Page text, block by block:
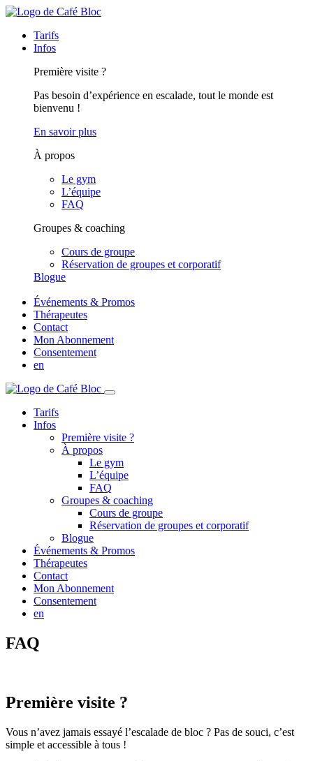
Tarifs
Infos
Première visite ?
Pas besoin d’expérience en escalade, tout le monde est
bienvenu !
En savoir plus
À propos
Le gym
L’équipe
FAQ
Groupes & coaching
Cours de groupe
Réservation de groupes et corporatif
Blogue
Événements & Promos
Thérapeutes
Contact
Mon Abonnement
Consentement
en
Tarifs
Infos
Première visite ?
À propos
Le gym
L’équipe
FAQ
Groupes & coaching
Cours de groupe
Réservation de groupes et corporatif
Blogue
Événements & Promos
Thérapeutes
Contact
Mon Abonnement
Consentement
en
FAQ
Première visite ?
Vous n’avez jamais essayé l’escalade de bloc ? Pas de souci, c’est
simple et accessible à tous !